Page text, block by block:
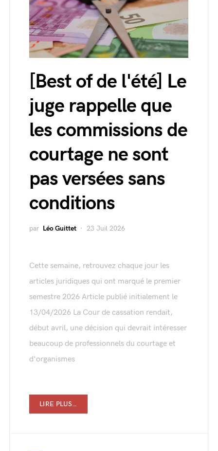
[Best of de l'été] Le
juge rappelle que
les commissions de
courtage ne sont
pas versées sans
conditions
par Léo Guittet 23 Juil 2026
Cette semaine, retrouvez chaque jour les
articles juridiques qui ont marqué le premier
semestre 2026 Article publié initialement le
13/04/2026 La Cour de cassation rendait,
début avril, une décision qui devrait intéresser
beaucoup de professionnels du courtage et
d'organismes
LIRE PLUS…